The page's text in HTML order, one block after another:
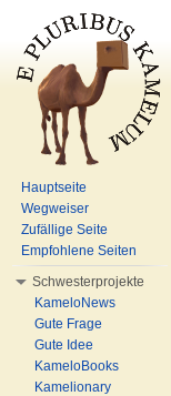
Hauptseite
Wegweiser
Zufällige Seite
Empfohlene Seiten
Schwesterprojekte
KameloNews
Gute Frage
Gute Idee
KameloBooks
Kamelionary